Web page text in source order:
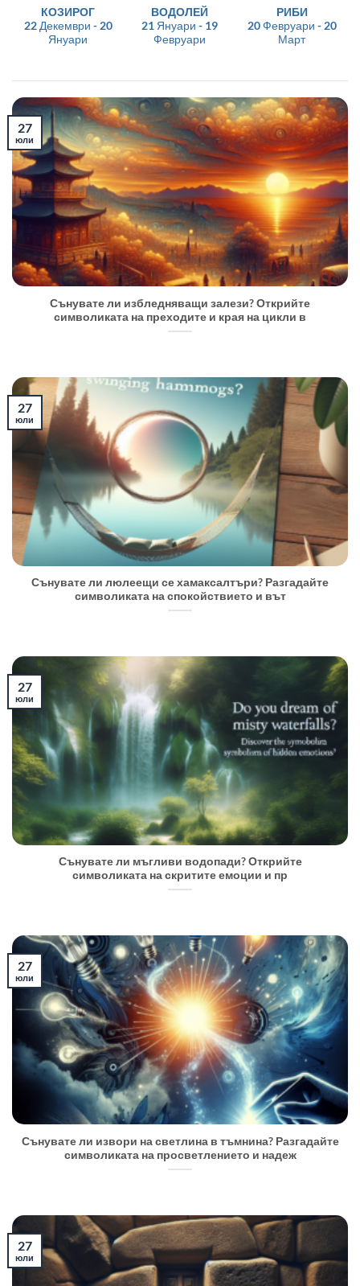
КОЗИРОГ
22 Декември - 20
Януари
ВОДОЛЕЙ
21 Януари - 19
Февруари
РИБИ
20 Февруари - 20
Март
Сънувате ли избледняващи залези? Открийте
символиката на преходите и края на цикли в
27
юли
Сънувате ли люлеещи се хамаксалтъри? Разгадайте
символиката на спокойствието и вът
27
юли
Сънувате ли мъгливи водопади? Открийте
символиката на скритите емоции и пр
27
юли
Сънувате ли извори на светлина в тъмнина? Разгадайте
символиката на просветлението и надеж
27
юли
27
юли